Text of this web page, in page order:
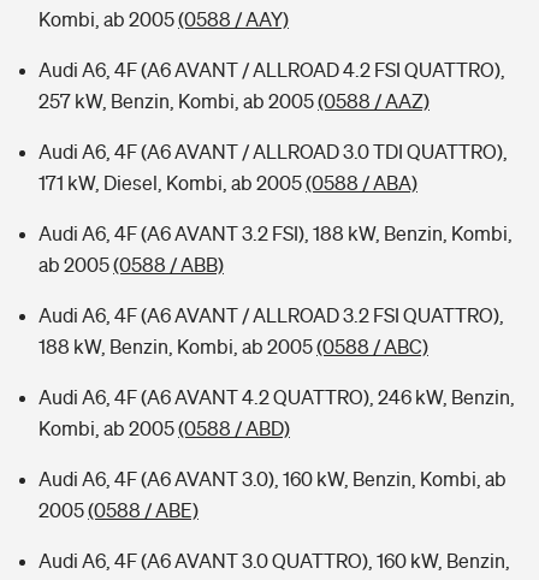
Kombi, ab 2005(0588 / AAY)
Audi A6, 4F (A6 AVANT / ALLROAD 4.2 FSI QUATTRO),
257 kW, Benzin, Kombi, ab 2005(0588 / AAZ)
Audi A6, 4F (A6 AVANT / ALLROAD 3.0 TDI QUATTRO),
171 kW, Diesel, Kombi, ab 2005(0588 / ABA)
Audi A6, 4F (A6 AVANT 3.2 FSI), 188 kW, Benzin, Kombi,
ab 2005(0588 / ABB)
Audi A6, 4F (A6 AVANT / ALLROAD 3.2 FSI QUATTRO),
188 kW, Benzin, Kombi, ab 2005(0588 / ABC)
Audi A6, 4F (A6 AVANT 4.2 QUATTRO), 246 kW, Benzin,
Kombi, ab 2005(0588 / ABD)
Audi A6, 4F (A6 AVANT 3.0), 160 kW, Benzin, Kombi, ab
2005(0588 / ABE)
Audi A6, 4F (A6 AVANT 3.0 QUATTRO), 160 kW, Benzin,